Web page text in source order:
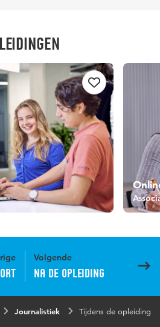
Volgende
Na de opleiding
Journalistiek Tijdens de opleiding